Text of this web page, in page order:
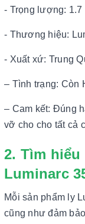
- Trọng lượng: 1.7
- Thương hiệu:
- Xuất xứ: Trung
– Tình trạng: Còn
– Cam kết: Đúng
vỡ cho cho tất cả
2. Tìm
Luminarc
Mỗi sản phẩm ly
cũng như đảm